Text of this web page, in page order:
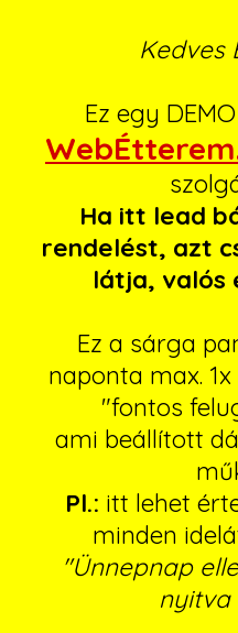
Kedves
Ez egy
Ha itt lead
rendelést, azt
látja, valós
Ez a sárga
naponta max.
"fontos
ami beállított
Pl.: itt lehet
minden
"Ünnepnap
nyitva